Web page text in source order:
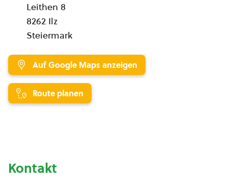
Leithen 8
8262 Ilz
Steiermark
Auf Google Maps anzeigen
Route planen
Kontakt